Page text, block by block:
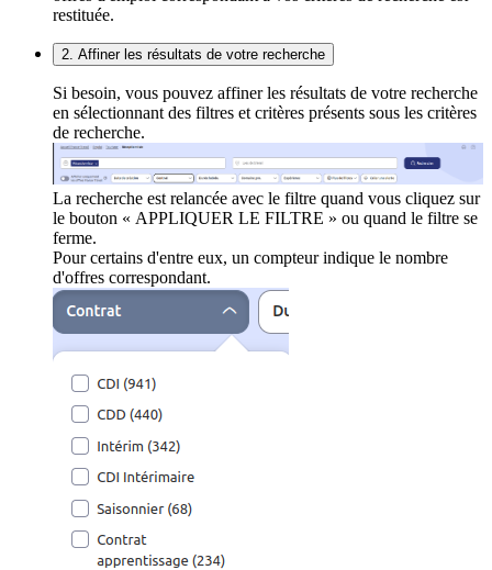
restituée.
2. Affiner les résultats de votre recherche
Si besoin, vous pouvez affiner les résultats de votre recherche
en sélectionnant des filtres et critères présents sous les critères
de recherche.
La recherche est relancée avec le filtre quand vous cliquez sur
le bouton « APPLIQUER LE FILTRE » ou quand le filtre se
ferme.
Pour certains d'entre eux, un compteur indique le nombre
d'offres correspondant.